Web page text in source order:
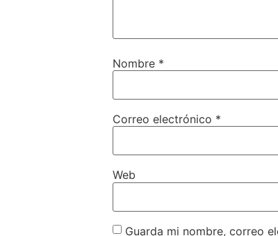
Nombre *
Correo electrónico *
Web
Guarda mi nombre, correo